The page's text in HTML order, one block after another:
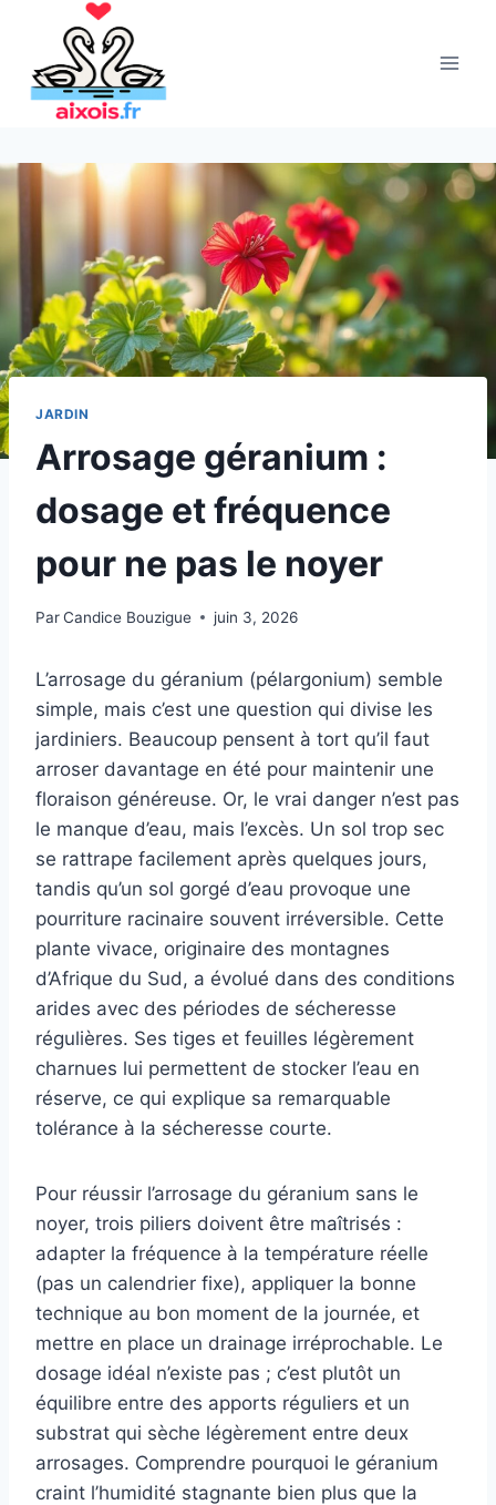
contenu
JARDIN
Arrosage géranium :
dosage et fréquence
pour ne pas le noyer
ParCandice Bouzigue juin 3, 2026
L’arrosage du géranium (pélargonium) semble
simple, mais c’est une question qui divise les
jardiniers. Beaucoup pensent à tort qu’il faut
arroser davantage en été pour maintenir une
floraison généreuse. Or, le vrai danger n’est pas
le manque d’eau, mais l’excès. Un sol trop sec
se rattrape facilement après quelques jours,
tandis qu’un sol gorgé d’eau provoque une
pourriture racinaire souvent irréversible. Cette
plante vivace, originaire des montagnes
d’Afrique du Sud, a évolué dans des conditions
arides avec des périodes de sécheresse
régulières. Ses tiges et feuilles légèrement
charnues lui permettent de stocker l’eau en
réserve, ce qui explique sa remarquable
tolérance à la sécheresse courte.
Pour réussir l’arrosage du géranium sans le
noyer, trois piliers doivent être maîtrisés :
adapter la fréquence à la température réelle
(pas un calendrier fixe), appliquer la bonne
technique au bon moment de la journée, et
mettre en place un drainage irréprochable. Le
dosage idéal n’existe pas ; c’est plutôt un
équilibre entre des apports réguliers et un
substrat qui sèche légèrement entre deux
arrosages. Comprendre pourquoi le géranium
craint l’humidité stagnante bien plus que la